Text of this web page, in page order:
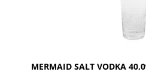
MERMAID SALT VODKA